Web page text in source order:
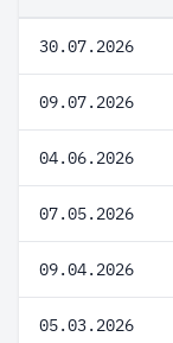
30.07.2026
09.07.2026
04.06.2026
07.05.2026
09.04.2026
05.03.2026